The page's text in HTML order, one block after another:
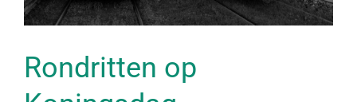
Rondritten op